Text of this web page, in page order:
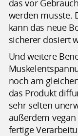
das vor
werden musste.
kann das neue
sicherer dosiert
Und weitere
noch am
das Produkt
sehr selten
außerdem
fertige